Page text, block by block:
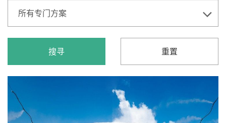
所有专门方案
搜寻 重置